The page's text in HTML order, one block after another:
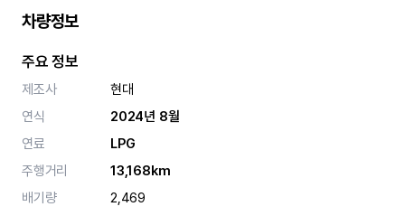
차량정보
주요 정보
제조사
현대
연식
2024년 8월
연료
LPG
주행거리
13,168km
배기량
2,469